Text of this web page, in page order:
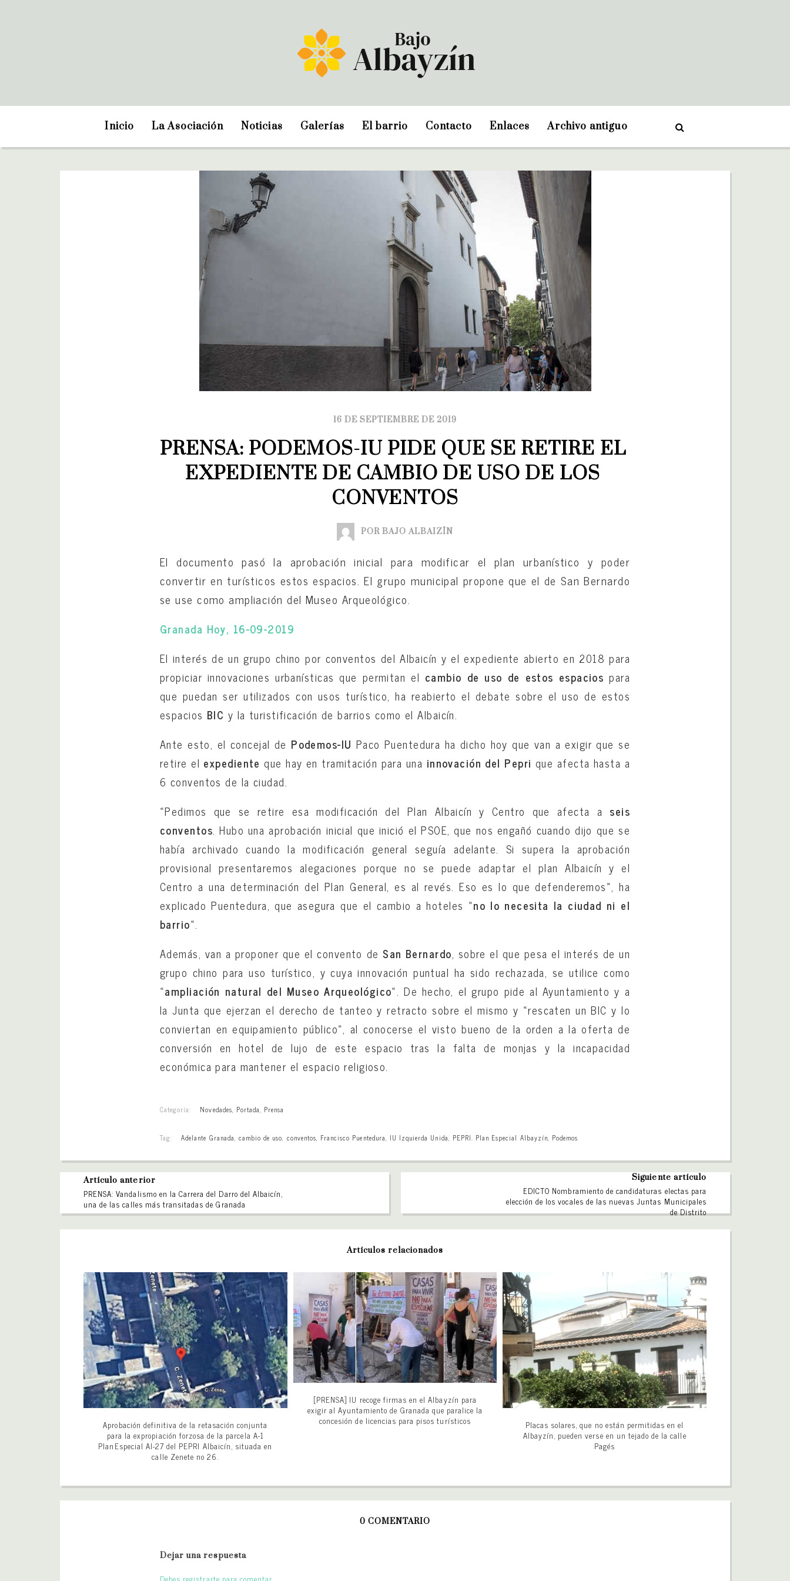
Inicio La Asociación Noticias Galerías El barrio Contacto Enlaces Archivo antiguo
16 DE SEPTIEMBRE DE 2019
PRENSA: PODEMOS-IU PIDE QUE SE RETIRE EL
EXPEDIENTE DE CAMBIO DE USO DE LOS
CONVENTOS
POR BAJO ALBAIZÍN
El documento pasó la aprobación inicial para modificar el plan urbanístico y poder
convertir en turísticos estos espacios. El grupo municipal propone que el de San Bernardo
se use como ampliación del Museo Arqueológico.
Granada Hoy, 16-09-2019
El interés de un grupo chino por conventos del Albaicín y el expediente abierto en 2018 para
propiciar innovaciones urbanísticas que permitan el cambio de uso de estos espacios para
que puedan ser utilizados con usos turístico, ha reabierto el debate sobre el uso de estos
espacios BIC y la turistificación de barrios como el Albaicín.
Ante esto, el concejal de Podemos-IU Paco Puentedura ha dicho hoy que van a exigir que se
retire el expediente que hay en tramitación para una innovación del Pepri que afecta hasta a
6 conventos de la ciudad.
«Pedimos que se retire esa modificación del Plan Albaicín y Centro que afecta a seis
conventos. Hubo una aprobación inicial que inició el PSOE, que nos engañó cuando dijo que se
había archivado cuando la modificación general seguía adelante. Si supera la aprobación
provisional presentaremos alegaciones porque no se puede adaptar el plan Albaicín y el
Centro a una determinación del Plan General, es al revés. Eso es lo que defenderemos», ha
explicado Puentedura, que asegura que el cambio a hoteles «no lo necesita la ciudad ni el
barrio«.
Además, van a proponer que el convento deSan Bernardo, sobre el que pesa el interés de un
grupo chino para uso turístico, y cuya innovación puntual ha sido rechazada, se utilice como
«ampliación natural del Museo Arqueológico«. De hecho, el grupo pide al Ayuntamiento y a
la Junta que ejerzan el derecho de tanteo y retracto sobre el mismo y «rescaten un BIC y lo
conviertan en equipamiento público», al conocerse el visto bueno de la orden a la oferta de
conversión en hotel de lujo de este espacio tras la falta de monjas y la incapacidad
económica para mantener el espacio religioso.
Categoría: Novedades, Portada, Prensa
Tag: Adelante Granada, cambio de uso, conventos, Francisco Puentedura, IU Izquierda Unida, PEPRI. Plan Especial Albayzín, Podemos
Artículo anterior
PRENSA: Vandalismo en la Carrera del Darro del Albaicín,
una de las calles más transitadas de Granada
Siguiente artículo
EDICTO Nombramiento de candidaturas electas para
elección de los vocales de las nuevas Juntas Municipales
de Distrito
Artículos relacionados
Aprobación definitiva de la retasación conjunta
para la expropiación forzosa de la parcela A-1
PlanEspecial AI-27 del PEPRI Albaicín, situada en
calle Zenete no 26.
[PRENSA] IU recoge firmas en el Albayzín para
exigir al Ayuntamiento de Granada que paralice la
concesión de licencias para pisos turísticos
Placas solares, que no están permitidas en el
Albayzín, pueden verse en un tejado de la calle
Pagés
0 COMENTARIO
Dejar una respuesta